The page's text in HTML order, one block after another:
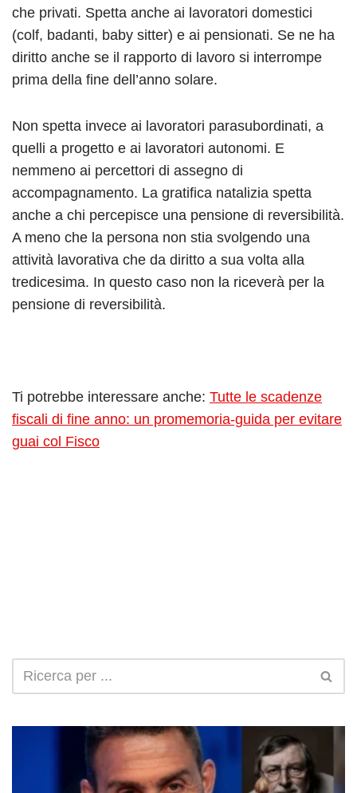
che privati. Spetta anche ai lavoratori domestici
(colf, badanti, baby sitter) e ai pensionati. Se ne ha
diritto anche se il rapporto di lavoro si interrompe
prima della fine dell’anno solare.
Non spetta invece ai lavoratori parasubordinati, a
quelli a progetto e ai lavoratori autonomi. E
nemmeno ai percettori di assegno di
accompagnamento. La gratifica natalizia spetta
anche a chi percepisce una pensione di reversibilità.
A meno che la persona non stia svolgendo una
attività lavorativa che da diritto a sua volta alla
tredicesima. In questo caso non la riceverà per la
pensione di reversibilità.
Ti potrebbe interessare anche: Tutte le scadenze
fiscali di fine anno: un promemoria-guida per evitare
guai col Fisco